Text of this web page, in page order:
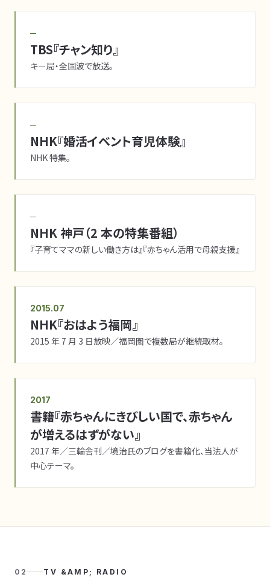
─
TBS『チャン知り』
キー局・全国波で放送。
─
NHK『婚活イベント育児体験』
NHK 特集。
─
NHK 神戸（2 本の特集番組）
『子育てママの新しい働き方は』『赤ちゃん活用で母親支援』
2015.07
NHK『おはよう福岡』
2015 年 7 月 3 日放映／福岡圏で複数局が継続取材。
2017
書籍『赤ちゃんにきびしい国で、赤ちゃん
が増えるはずがない』
2017 年／三輪舎刊／境治氏のブログを書籍化、当法人が
中心テーマ。
02 TV &AMP; RADIO